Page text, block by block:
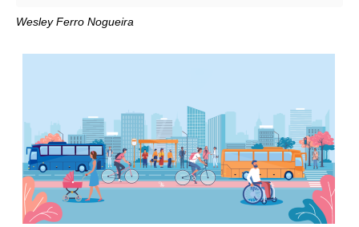
CONSELHOS ASSESSORES
PERSONALIDADES DA TECNOLOGIA
NÚCLEO DA MULHER ENGENHEIRA
Wesley Ferro Nogueira